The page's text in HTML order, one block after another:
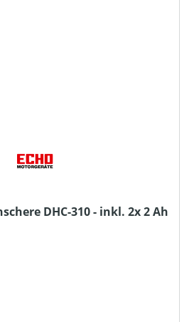
DHC-310 - inkl. 2x 2 Ah